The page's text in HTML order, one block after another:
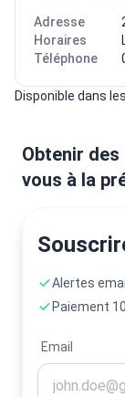
Adresse
Horaires
Téléphone
Disponible dans
Obtenir
vous à la
Alertes
Paiement
Email